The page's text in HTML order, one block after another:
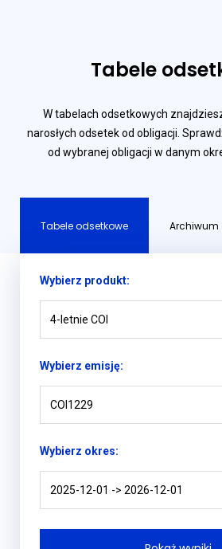
Tabele
W tabelach odsetkowych
narosłych odsetek od obligacji.
od wybranej obligacji w danym
Tabele odsetkowe Archiwum
Wybierz produkt:
4-letnie COI
Wybierz emisję:
COI1229
Wybierz okres:
2025-12-01 -> 2026-12-01